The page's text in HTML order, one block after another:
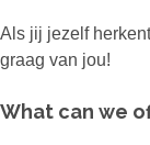
Als jij jezelf
graag van jou!
What can we